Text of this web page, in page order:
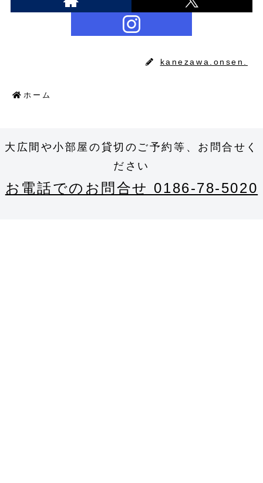
kanezawa.onsen.
ホーム
大広間や小部屋の貸切のご予約等、お問合せく
ださい
お電話でのお問合せ 0186-78-5020